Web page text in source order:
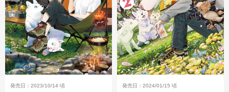
発売日：2023/10/14 頃 発売日：2024/01/15 頃